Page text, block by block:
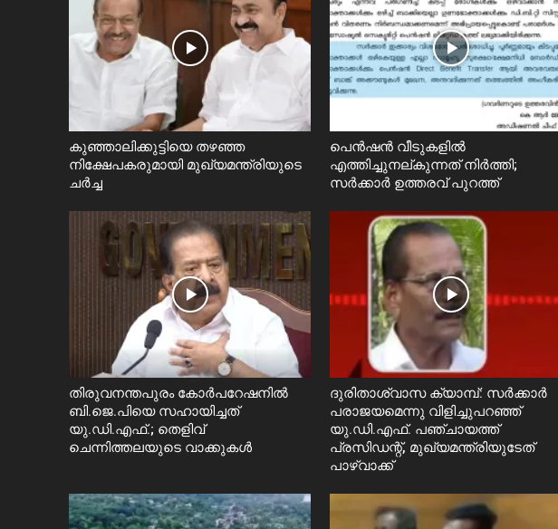
കുഞ്ഞാലിക്കുട്ടിയെ തഴഞ്ഞ
നിക്ഷേപകരുമായി മുഖ്യമന്ത്രിയുടെ
ചർച്ച
പെൻഷൻ വീടുകളിൽ
എത്തിച്ചുനല്കുന്നത് നിർത്തി;
സര്‍ക്കാർ ഉത്തരവ് പുറത്ത്
തിരുവനന്തപുരം കോർപറേഷനിൽ
ബി.ജെ.പിയെ സഹായിച്ചത്
യു.ഡി.എഫ്.; തെളിവ്
ചെന്നിത്തലയുടെ വാക്കുകൾ
ദുരിതാശ്വാസ ക്യാമ്പ്: സർക്കാർ
പരാജയമെന്നു വിളിച്ചുപറഞ്ഞ്
യു.ഡി.എഫ്. പഞ്ചായത്ത്
പ്രസിഡന്റ്, മുഖ്യമന്ത്രിയുടേത്
പാഴ്വാക്ക്